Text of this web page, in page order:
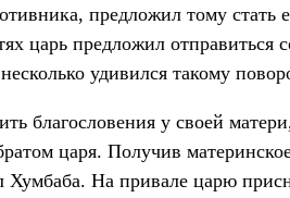
предложил тому
царь предложил
удивился такому
благословения у своей
царя. Получив
Хумбаба. На привале царю